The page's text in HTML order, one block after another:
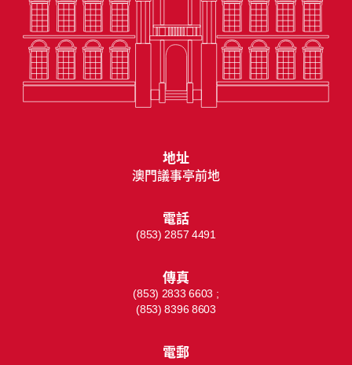
地址
澳門議事亭前地
電話
(853) 2857 4491
傳真
(853) 2833 6603 ;
(853) 8396 8603
電郵